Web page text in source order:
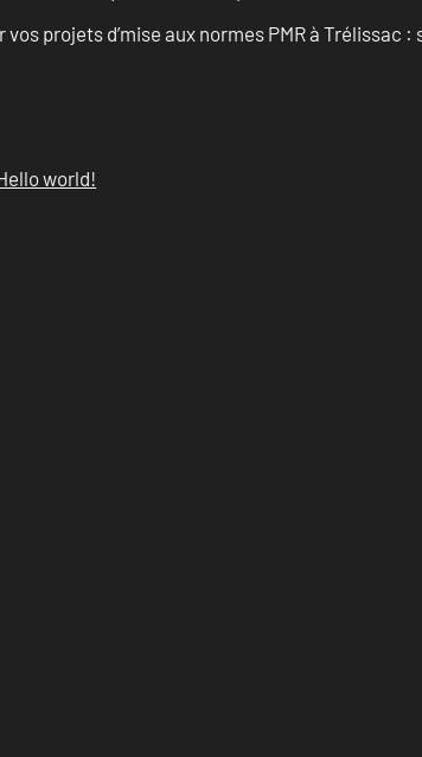
projets d’mise aux normes PMR à Trélissac
world!